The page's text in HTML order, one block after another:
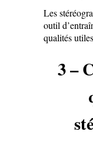
Les
outil
qualités
3 –